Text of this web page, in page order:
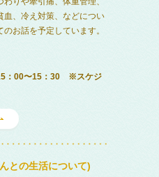
血、冷え対策、などについ
のお話を予定しています。
：00〜15：30 ※スケジ
との生活について)